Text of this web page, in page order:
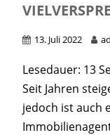
13. Juli 2022
Lesedauer: 13
Seit Jahren
jedoch ist auch